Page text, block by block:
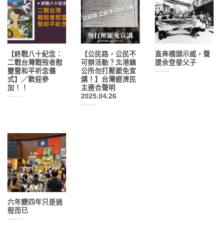
【終戰八十紀念：
二戰台灣戰歿者慰
靈暨和平祈念儀
式】／歡迎參
加！！
【公民路，公民不
可辦活動？北港鎮
公所勿打壓罷免宣
講！】台灣經濟民
主連合聲明
2025.04.26
直奔橋頭示威，聲
援余登發父子
六年變四年只是過
程而已